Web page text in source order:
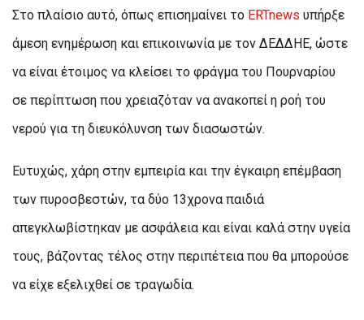
Στο πλαίσιο αυτό, όπως επισημαίνει το ERTnews υπήρξε
άμεση ενημέρωση και επικοινωνία με τον ΔΕΔΔΗΕ, ώστε
να είναι έτοιμος να κλείσει το φράγμα του Πουρναρίου
σε περίπτωση που χρειαζόταν να ανακοπεί η ροή του
νερού για τη διευκόλυνση των διασωστών.
Ευτυχώς, χάρη στην εμπειρία και την έγκαιρη επέμβαση
των πυροσβεστών, τα δύο 13χρονα παιδιά
απεγκλωβίστηκαν με ασφάλεια και είναι καλά στην υγεία
τους, βάζοντας τέλος στην περιπέτεια που θα μπορούσε
να είχε εξελιχθεί σε τραγωδία.